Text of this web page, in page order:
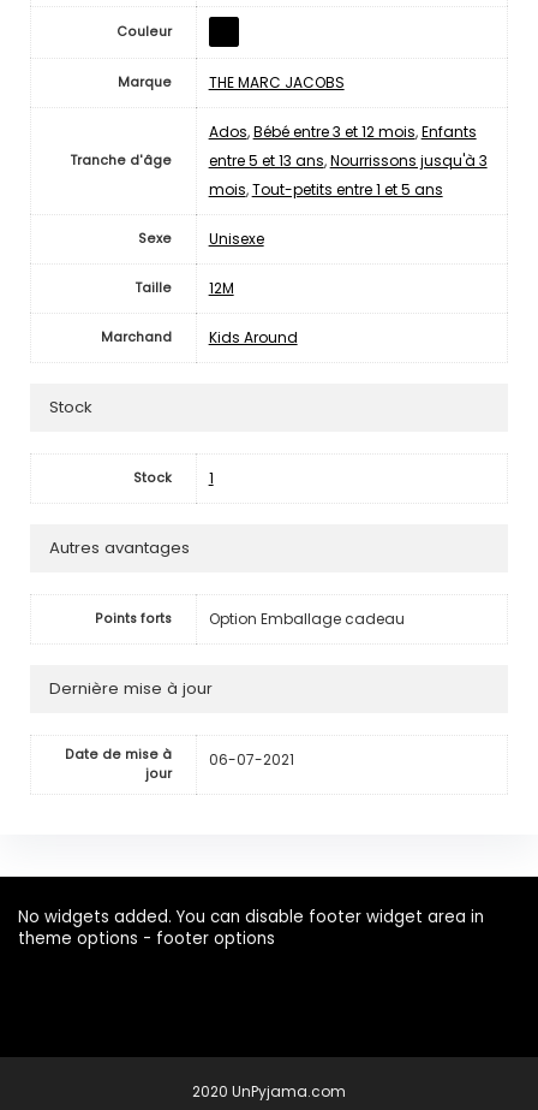
Couleur
Marque THE MARC JACOBS
Tranche d'âge
Ados,Bébé entre 3 et 12 mois,Enfants
entre 5 et 13 ans,Nourrissons jusqu'à 3
mois,Tout-petits entre 1 et 5 ans
Sexe Unisexe
Taille 12M
Marchand Kids Around
Stock
Stock 1
Autres avantages
Points forts Option Emballage cadeau
Dernière mise à jour
Date de mise à
jour
06-07-2021
No widgets added. You can disable footer widget area in
theme options - footer options
2020 UnPyjama.com